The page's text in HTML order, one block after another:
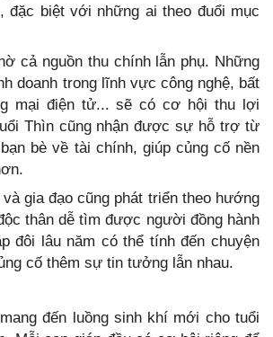
đặc biệt với những ai theo đuổi mục
cả nguồn thu chính lẫn phụ. Những
doanh trong lĩnh vực công nghệ, bất
mại điện tử... sẽ có cơ hội thu lợi
Thìn cũng nhận được sự hỗ trợ từ
bè về tài chính, giúp củng cố nền
gia đạo cũng phát triển theo hướng
thân dễ tìm được người đồng hành
đôi lâu năm có thể tính đến chuyện
cố thêm sự tin tưởng lẫn nhau.
đến luồng sinh khí mới cho tuổi